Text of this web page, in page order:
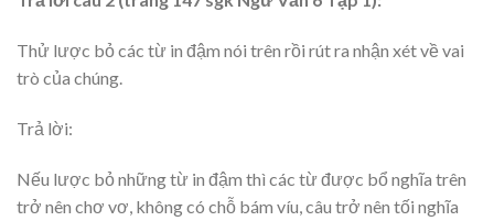
Thử lược bỏ các từ in đậm nói trên rồi rút ra nhận xét về vai
trò của chúng.
Trả lời:
Nếu lược bỏ những từ in đậm thì các từ được bổ nghĩa trên
trở nên chơ vơ, không có chỗ bám víu, câu trở nên tối nghĩa